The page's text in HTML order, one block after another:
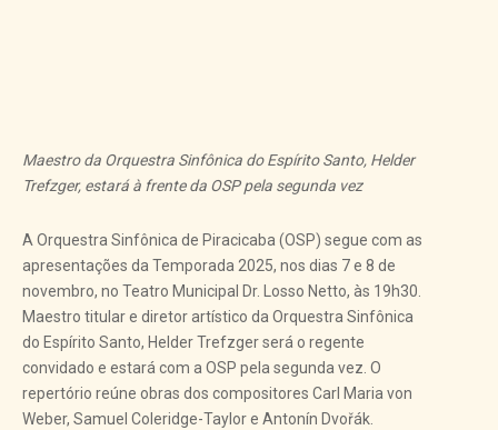
Maestro da Orquestra Sinfônica do Espírito Santo, Helder
Trefzger, estará à frente da OSP pela segunda vez
A Orquestra Sinfônica de Piracicaba (OSP) segue com as
apresentações da Temporada 2025, nos dias 7 e 8 de
novembro, no Teatro Municipal Dr. Losso Netto, às 19h30.
Maestro titular e diretor artístico da Orquestra Sinfônica
do Espírito Santo, Helder Trefzger será o regente
convidado e estará com a OSP pela segunda vez. O
repertório reúne obras dos compositores Carl Maria von
Weber, Samuel Coleridge-Taylor e Antonín Dvořák.